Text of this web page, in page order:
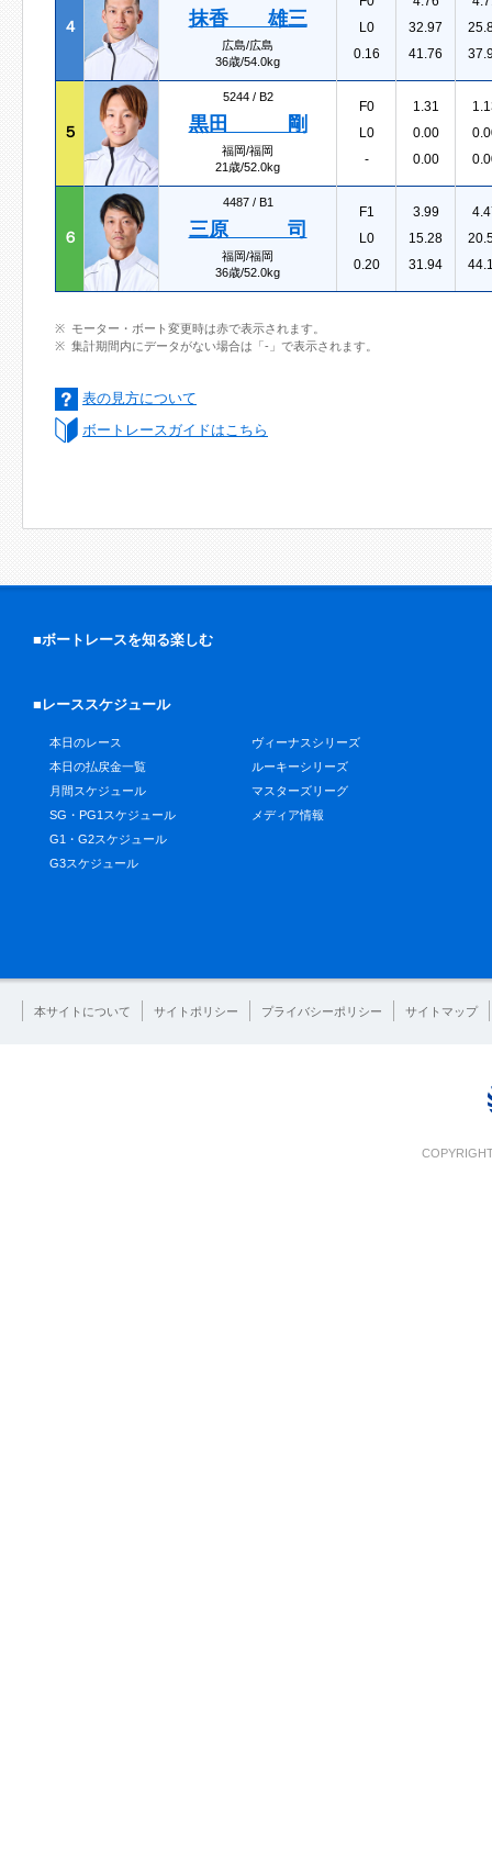
４ 抹香 雄三
広島/広島
36歳/54.0kg
L0
0.16
32.97
41.76
５
5244 / B2
黒田 剛
福岡/福岡
21歳/52.0kg
F0
L0
-
1.31
0.00
0.00
６
4487 / B1
三原 司
福岡/福岡
36歳/52.0kg
F1
L0
0.20
3.99
15.28
31.94
モーター・ボート変更時は赤で表示されます。
集計期間内にデータがない場合は「-」で表示されます。
表の見方について
ボートレースガイドはこちら
■ボートレースを知る楽しむ
■レーススケジュール
本日のレース
本日の払戻金一覧
月間スケジュール
SG・PG1スケジュール
G1・G2スケジュール
G3スケジュール
ヴィーナスシリーズ
ルーキーシリーズ
マスターズリーグ
メディア情報
本サイトについて サイトポリシー プライバシーポリシー サイトマップ